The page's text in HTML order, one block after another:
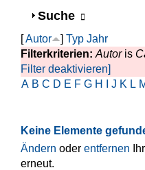
Anzeigen
Suche
[Autor ] Typ Jahr
Filterkriterien: Autoris
Filter deaktivieren]
A B C D E F G H J K L
Keine Elemente
Ändern oder entfernen
erneut.